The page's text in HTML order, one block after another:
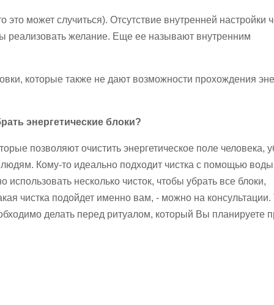
это может случиться). Отсутствие внутренней настройки
реализовать желание. Еще ее называют внутренним
которые также не дают возможности прохождения
энергетические блоки?
позволяют очистить энергетическое поле человека,
Кому-то идеально подходит чистка с помощью
использовать несколько чисток, чтобы убрать все блоки,
чистка подойдет именно вам, - можно на консультации.
делать перед ритуалом, который Вы планируете